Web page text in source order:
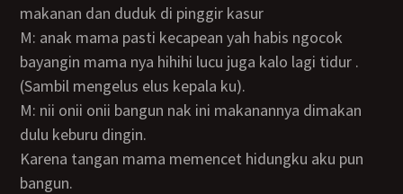
makanan dan duduk di pinggir kasur
M: anak mama pasti kecapean yah habis ngocok
bayangin mama nya hihihi lucu juga kalo lagi tidur .
(Sambil mengelus elus kepala ku).
M: nii onii onii bangun nak ini makanannya dimakan
dulu keburu dingin.
Karena tangan mama memencet hidungku aku pun
bangun.